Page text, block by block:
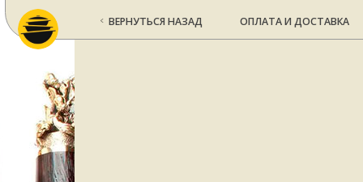
ВЕРНУТЬСЯ НАЗАД ОПЛАТА И ДОСТАВКА